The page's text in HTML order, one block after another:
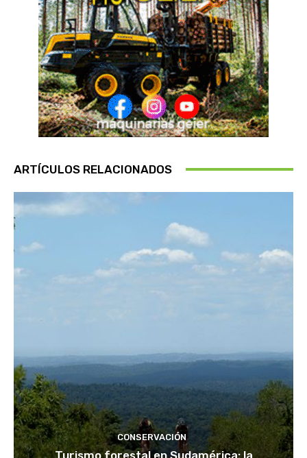
ARTÍCULOS RELACIONADOS
CONSERVACIÓN
Turismo forestal en Sudamérica: la